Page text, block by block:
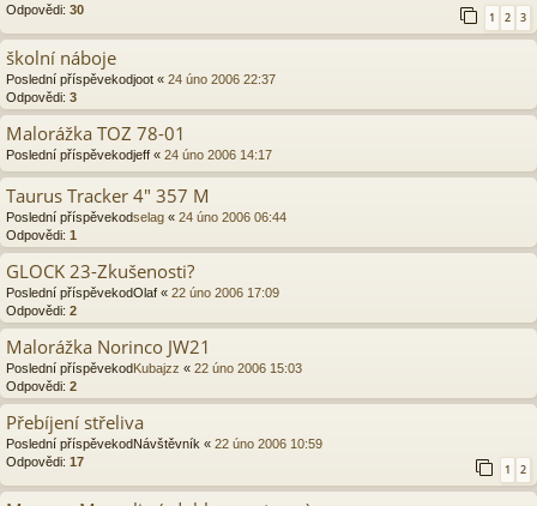
Odpovědi: 30
1 2 3
školní náboje
Poslední příspěvekodjoot « 24 úno 2006 22:37
Odpovědi: 3
Malorážka TOZ 78-01
Poslední příspěvekodjeff « 24 úno 2006 14:17
Taurus Tracker 4" 357 M
Poslední příspěvekodselag « 24 úno 2006 06:44
Odpovědi: 1
GLOCK 23-Zkušenosti?
Poslední příspěvekodOlaf « 22 úno 2006 17:09
Odpovědi: 2
Malorážka Norinco JW21
Poslední příspěvekodKubajzz « 22 úno 2006 15:03
Odpovědi: 2
Přebíjení střeliva
Poslední příspěvekodNávštěvník « 22 úno 2006 10:59
Odpovědi: 17
1 2